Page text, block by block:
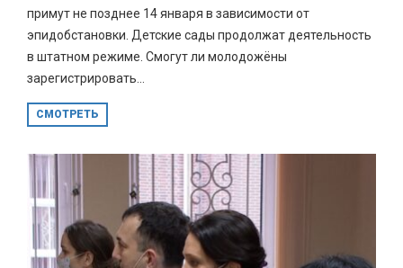
примут не позднее 14 января в зависимости от
эпидобстановки. Детские сады продолжат деятельность
в штатном режиме. Смогут ли молодожёны
зарегистрировать...
СМОТРЕТЬ